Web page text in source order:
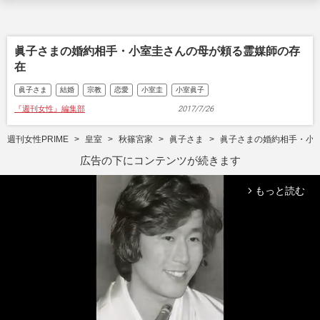
眞子さまの婚約相手・小室圭さんの母が頼る霊媒師の存
在
眞子さま 結婚 宗教 恋愛 小室圭 小室眞子
『週刊女性』編集部 2017/7/26
週刊女性PRIME 皇室 秋篠宮家 眞子さま 眞子さまの婚約相手・小
広告の下にコンテンツが続きます
arrow_forward_ios もっと読む